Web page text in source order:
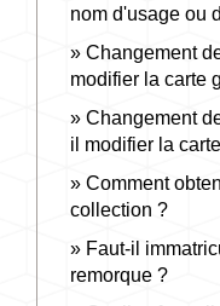
nom d'usage ou
Changement
modifier la carte
Changement
il modifier la
Comment
collection ?
Faut-il
remorque ?